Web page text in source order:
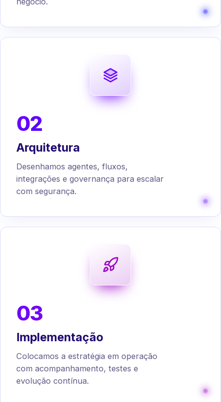
02
Arquitetura
Desenhamos agentes, fluxos,
integrações e governança para escalar
com segurança.
03
Implementação
Colocamos a estratégia em operação
com acompanhamento, testes e
evolução contínua.